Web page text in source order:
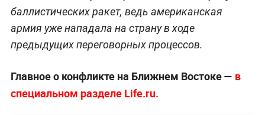
баллистических ракет, ведь американская
армия уже нападала на страну в ходе
предыдущих переговорных процессов.
Главное о конфликте на Ближнем Востоке — в
специальном разделе Life.ru.